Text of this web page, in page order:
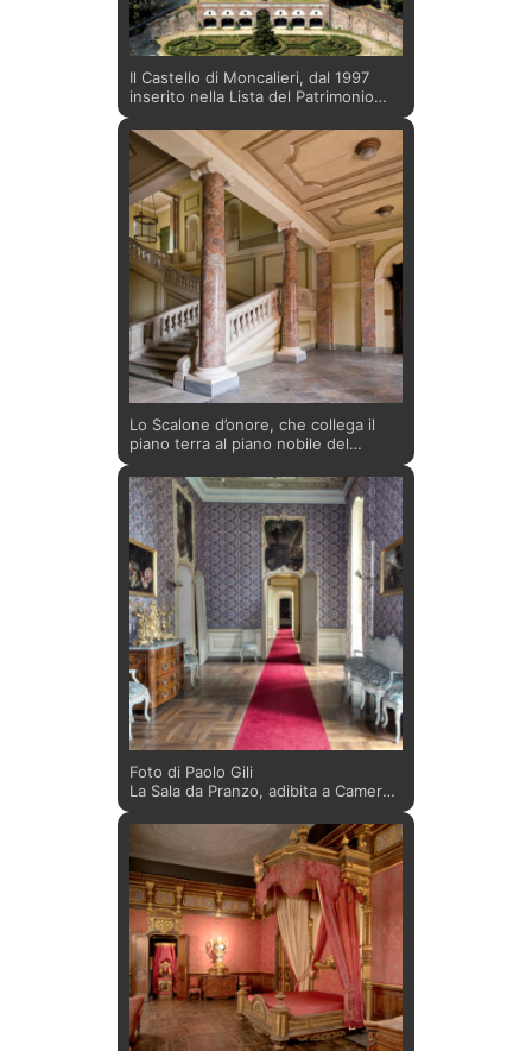
Il Castello di Moncalieri, dal 1997
inserito nella Lista del Patrimonio
sistema delle Residenze Sabaude,
domina la pianura sottostante e si
erge imponente sul borgo omonimo.
Caratteristico è l’impianto a “C” della
sua pianta, di derivazione
seicentesca, con torri angolari a
padiglione e lunghe gallerie parallele
che si collegano alla collina.
Lo Scalone d’onore, che collega il
piano terra al piano nobile del
progetto di Giuseppe Battista
Piacenza e Carlo Randoni nel piano
di riammodernamento dell’edificio
voluto da Vittorio Emanuele I a
partire dal 1820. Nel lavoro furono
coinvolti lo scultore Giacomo Spalla
e lo stuccatore Pietro Cremona,
attivi in altre residenze sabaude.
Foto di Paolo Gili
La Sala da Pranzo, adibita a Camera
del Settecento, conserva ancora le
decorazioni originali del soffitto e le
sovrapporte con fiori attribuite a
Francesco e Paolo Maria Antoniani,
risalenti al 1775 circa.
Successivamente, nell’inventario del
Castello del 1908, l’ambiente risulta
parte dell’Appartamento del principe
Napoleone Luigi, figlio della
Principessa Maria Clotilde e
Napoleone Giuseppe Carlo Paolo
Bonaparte.